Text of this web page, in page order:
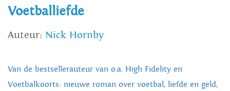
Voetballiefde
Auteur: Nick Hornby
Van de bestsellerauteur van o.a. High Fidelity en
Voetbalkoorts: nieuwe roman over voetbal, liefde en geld,